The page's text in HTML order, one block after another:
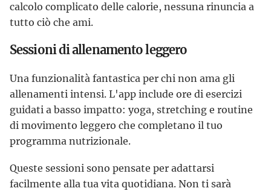
calcolo complicato delle calorie, nessuna rinuncia a
tutto ciò che ami.
Sessioni di allenamento leggero
Una funzionalità fantastica per chi non ama gli
allenamenti intensi. L'app include ore di esercizi
guidati a basso impatto: yoga, stretching e routine
di movimento leggero che completano il tuo
programma nutrizionale.
Queste sessioni sono pensate per adattarsi
facilmente alla tua vita quotidiana. Non ti sarà